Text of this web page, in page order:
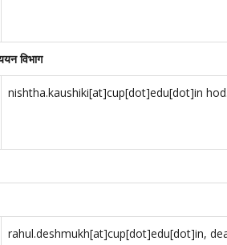
विभाग
nishtha.kaushiki[at]cup[dot]edu[dot]in
rahul.deshmukh[at]cup[dot]edu[dot]in,